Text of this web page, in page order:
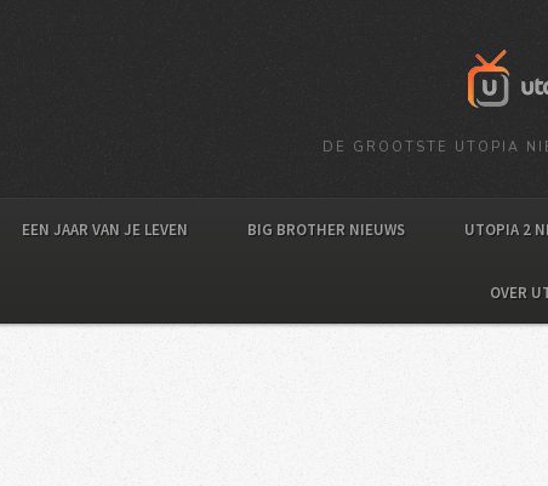
DE GROOTSTE UTOPIA
EEN JAAR VAN JE LEVEN BIG BROTHER NIEUWS UTOPIA 2
OVER